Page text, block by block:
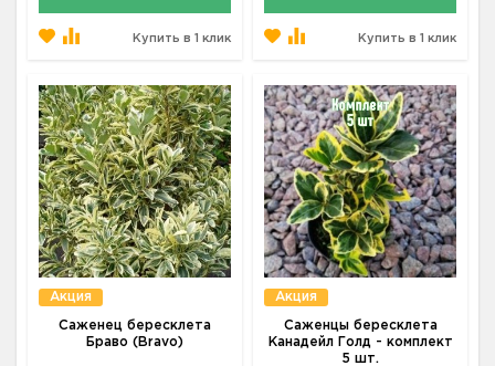
Купить в 1 клик Купить в 1 клик
Акция
Саженец бересклета
Браво (Bravo)
Акция
Саженцы бересклета
Канадейл Голд - комплект
5 шт.